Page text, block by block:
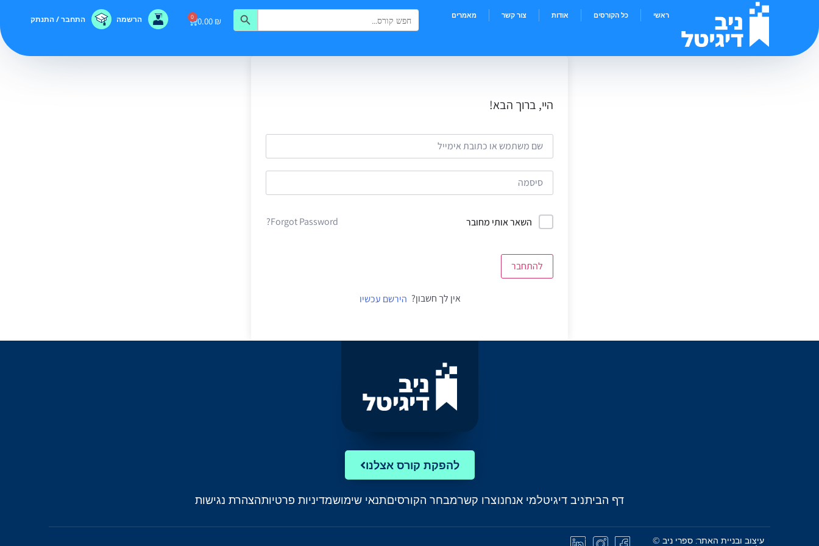
ראשי כל הקורסים אודות צור קשר מאמרים Search
for:
Search Button
0.00 ₪
0 הרשמה התחבר / התנתק
היי, ברוך הבא!
השאר אותי מחובר Forgot Password?
להתחבר
אין לך חשבון? הירשם עכשיו
להפקת קורס אצלנו
דף הביתניב דיגיטלמי אנחנוצרו קשרמבחר הקורסיםתנאי שימושמדיניות פרטיותהצהרת נגישות
עיצוב ובניית האתר: ספרי ניב ©